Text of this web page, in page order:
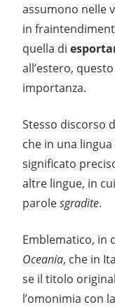
assumono nelle
in
quella di
all’estero,
importanza.
Stesso discorso
che in una
significato
altre lingue, in
parolesgradite.
Emblematico, in
Oceania, che in
se il titolo
l’omonimia con